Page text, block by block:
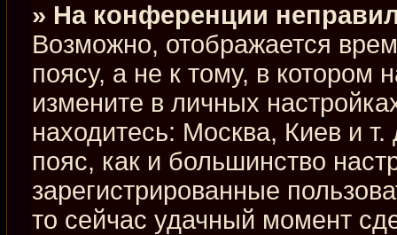
» На конференции
Возможно, отображается
поясу, а не к тому, в котором
измените в личных
находитесь: Москва, Киев и
пояс, как и большинство
зарегистрированные
то сейчас удачный момент